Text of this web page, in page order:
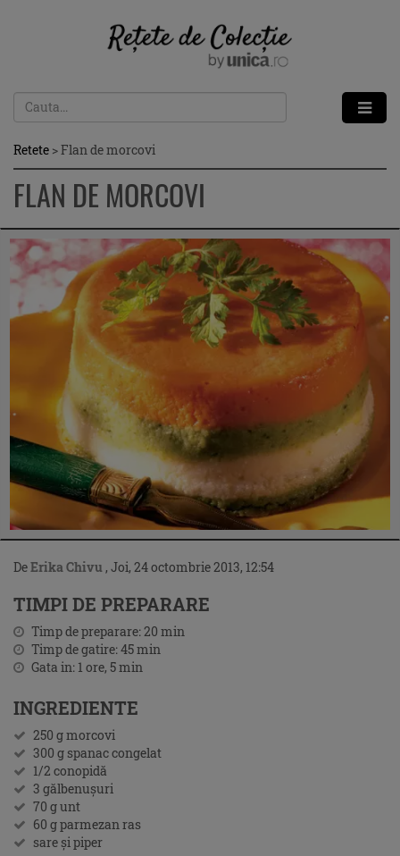
Retete >Flan de morcovi
FLAN DE MORCOVI
DeErika Chivu , Joi, 24 octombrie 2013, 12:54
TIMPI DE PREPARARE
Timp de preparare:20 min
Timp de gatire:45min
Gata in: 1 ore, 5min
INGREDIENTE
250 g morcovi
300 g spanac congelat
1/2 conopidă
3 gălbenuşuri
70 g unt
60 g parmezan ras
sare şi piper